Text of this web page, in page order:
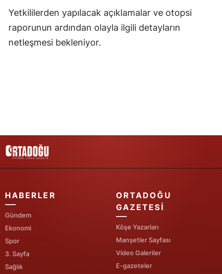
Uşak
Şırnak
Bartın
Ardahan
Iğdır
Yetkililerden yapılacak açıklamalar ve otopsi
raporunun ardından olayla ilgili detayların
netleşmesi bekleniyor.
HABERLER
Gündem
Ekonomi
Spor
3. Sayfa
Sağlık
ORTADOĞU
GAZETESI
Köşe Yazarları
Manşetler Sayfası
Video Galeriler
E-gazeteler